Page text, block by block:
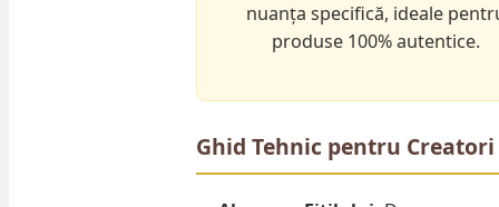
nuanța specifică, ideale
produse 100% autentice.
Ghid Tehnic pentru Creatori